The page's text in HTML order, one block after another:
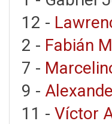
12 -
2 - Fabián
7 -
9 -
11 - Víctor